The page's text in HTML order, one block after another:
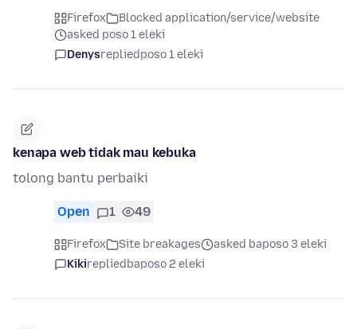
Firefox
Blocked application/service/website
asked poso 1 eleki
Denysrepliedposo 1 eleki
kenapa web tidak mau kebuka
tolong bantu perbaiki
Open 1 49
Firefox Site breakages
asked baposo 3 eleki
Kikirepliedbaposo 2 eleki